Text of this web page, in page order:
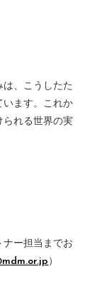
は、こうしたた
います。これか
られる世界の実
ー担当までお
）